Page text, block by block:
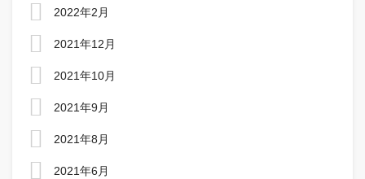
2022年2月
2021年12月
2021年10月
2021年9月
2021年8月
2021年6月